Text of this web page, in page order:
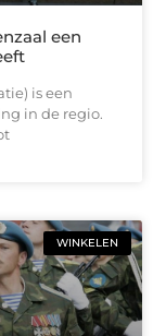
een
is een
in de regio.
WINKELEN